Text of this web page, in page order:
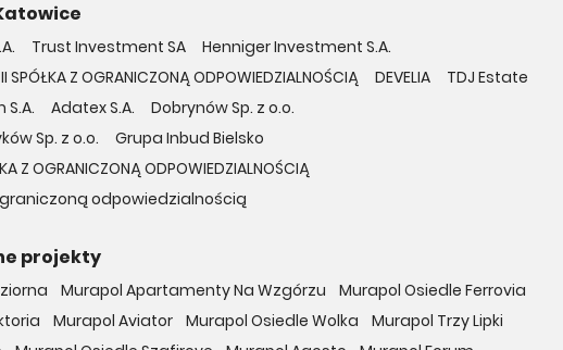
Trust Investment SA
Henniger Investment S.A.
SPÓŁKA Z OGRANICZONĄ ODPOWIEDZIALNOŚCIĄ
DEVELIA
TDJ Estate
Adatex S.A.
Dobrynów Sp. z o.o.
Sp. z o.o.
Grupa Inbud Bielsko
Z OGRANICZONĄ ODPOWIEDZIALNOŚCIĄ
odpowiedzialnością
projekty
Murapol Apartamenty Na Wzgórzu
Murapol Osiedle Ferrovia
Murapol Aviator Murapol Osiedle Wolka
Murapol Trzy Lipki